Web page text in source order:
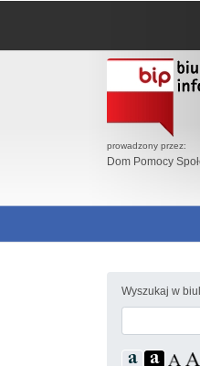
prowadzony przez:
Dom Pomocy
Wyszukaj w